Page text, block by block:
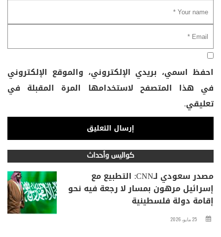
احفظ اسمي، بريدي الإلكتروني، والموقع الإلكتروني
في هذا المتصفح لاستخدامها المرة المقبلة في
تعليقي.
كواليس وأحداث
مصدر سعودي لـCNN: التطبيع مع
إسرائيل مرهون بمسار لا رجعة فيه نحو
إقامة دولة فلسطينية
25 مايو، 2026